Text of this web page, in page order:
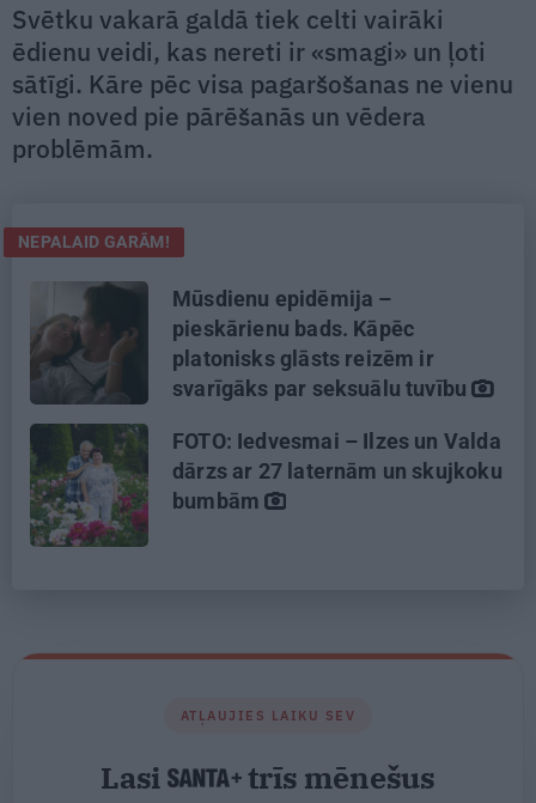
Svētku vakarā galdā tiek celti vairāki
ēdienu veidi, kas nereti ir «smagi» un ļoti
sātīgi. Kāre pēc visa pagaršošanas ne vienu
vien noved pie pārēšanās un vēdera
problēmām.
NEPALAID GARĀM!
Mūsdienu epidēmija –
pieskārienu bads. Kāpēc
platonisks glāsts reizēm ir
svarīgāks par seksuālu tuvību
FOTO: Iedvesmai – Ilzes un Valda
dārzs ar 27 laternām un skujkoku
bumbām
ATĻAUJIES LAIKU SEV
Lasi trīs mēnešus